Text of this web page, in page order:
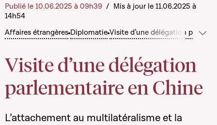
Affaires étrangères Diplomatie Visite d’une délégation Voir
Visite d’une délégation
parlementaire en Chine
Publié le 10.06.2025 à 09h39 / Mis à jour le 11.06.2025 à
14h54
L’attachement au multilatéralisme et la